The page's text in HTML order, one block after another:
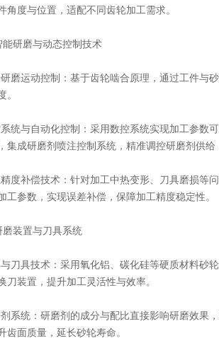
角度与位置，适配不同齿轮加工需求。
磨与动态控制技术
运动控制：基于齿轮啮合原理，通过工件与
。
与自动化控制：采用数控系统实现加工参数
集成研磨剂喷注控制系统，精准调控研磨剂供给
补偿技术：针对加工中热变形、刀具磨损等
工参数，实现误差补偿，保障加工精度稳定性。
装置与刀具系统
具技术：采用氧化铝、碳化硅等硬质材料砂
刀装置，提升加工灵活性与效率。
统：研磨剂的成分与配比直接影响研磨效果
齿面质量，延长砂轮寿命。